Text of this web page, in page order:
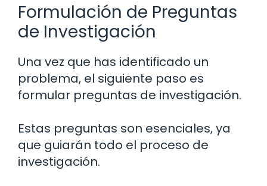
Formulación de Preguntas
de Investigación
Una vez que has identificado un
problema, el siguiente paso es
formular preguntas de investigación.
Estas preguntas son esenciales, ya
que guiarán todo el proceso de
investigación.